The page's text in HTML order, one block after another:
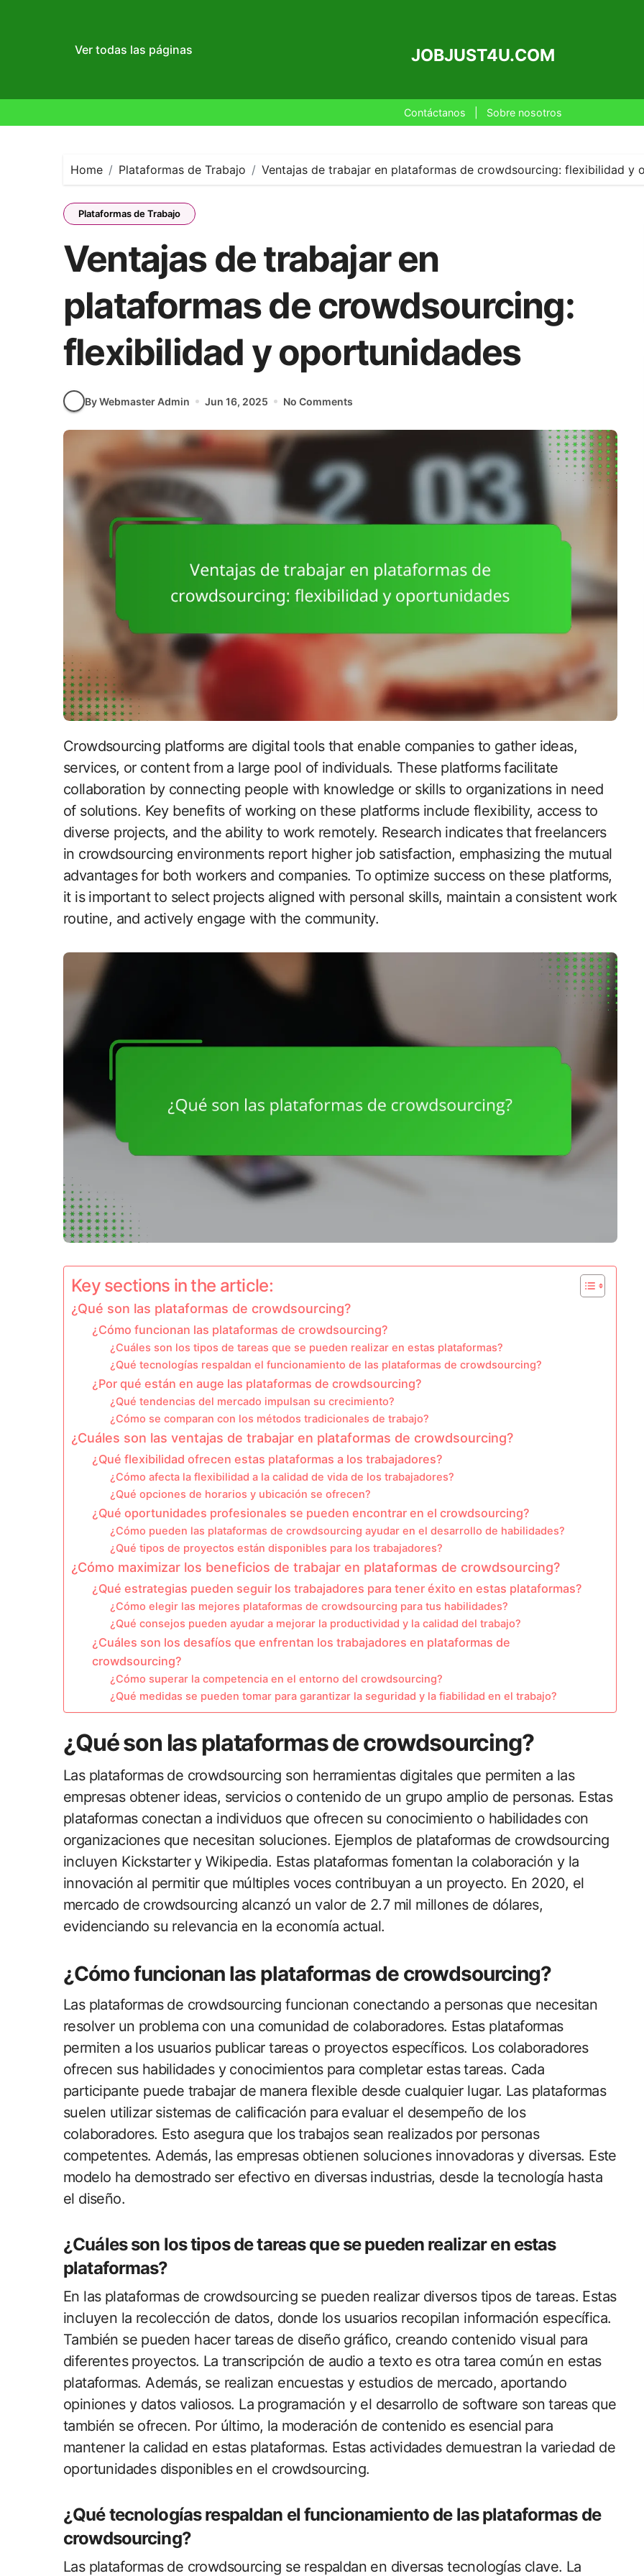
Ver todas las páginas JOBJUST4U.COM
Contáctanos Sobre nosotros
Home Plataformas de Trabajo Ventajas de trabajar en plataformas de crowdsourcing: flexibilidad y
Plataformas de Trabajo
Ventajas de trabajar en
plataformas de crowdsourcing:
flexibilidad y oportunidades
By Webmaster Admin Jun 16, 2025 No Comments
Crowdsourcing platforms are digital tools that enable companies to gather ideas,
services, or content from a large pool of individuals. These platforms facilitate
collaboration by connecting people with knowledge or skills to organizations in need
of solutions. Key benefits of working on these platforms include flexibility, access to
diverse projects, and the ability to work remotely. Research indicates that freelancers
in crowdsourcing environments report higher job satisfaction, emphasizing the mutual
advantages for both workers and companies. To optimize success on these platforms,
it is important to select projects aligned with personal skills, maintain a consistent work
routine, and actively engage with the community.
Key sections in the article:
¿Qué son las plataformas de crowdsourcing?
¿Cómo funcionan las plataformas de crowdsourcing?
¿Cuáles son los tipos de tareas que se pueden realizar en estas plataformas?
¿Qué tecnologías respaldan el funcionamiento de las plataformas de crowdsourcing?
¿Por qué están en auge las plataformas de crowdsourcing?
¿Qué tendencias del mercado impulsan su crecimiento?
¿Cómo se comparan con los métodos tradicionales de trabajo?
¿Cuáles son las ventajas de trabajar en plataformas de crowdsourcing?
¿Qué flexibilidad ofrecen estas plataformas a los trabajadores?
¿Cómo afecta la flexibilidad a la calidad de vida de los trabajadores?
¿Qué opciones de horarios y ubicación se ofrecen?
¿Qué oportunidades profesionales se pueden encontrar en el crowdsourcing?
¿Cómo pueden las plataformas de crowdsourcing ayudar en el desarrollo de habilidades?
¿Qué tipos de proyectos están disponibles para los trabajadores?
¿Cómo maximizar los beneficios de trabajar en plataformas de crowdsourcing?
¿Qué estrategias pueden seguir los trabajadores para tener éxito en estas plataformas?
¿Cómo elegir las mejores plataformas de crowdsourcing para tus habilidades?
¿Qué consejos pueden ayudar a mejorar la productividad y la calidad del trabajo?
¿Cuáles son los desafíos que enfrentan los trabajadores en plataformas de
crowdsourcing?
¿Cómo superar la competencia en el entorno del crowdsourcing?
¿Qué medidas se pueden tomar para garantizar la seguridad y la fiabilidad en el trabajo?
¿Qué son las plataformas de crowdsourcing?
Las plataformas de crowdsourcing son herramientas digitales que permiten a las
empresas obtener ideas, servicios o contenido de un grupo amplio de personas. Estas
plataformas conectan a individuos que ofrecen su conocimiento o habilidades con
organizaciones que necesitan soluciones. Ejemplos de plataformas de crowdsourcing
incluyen Kickstarter y Wikipedia. Estas plataformas fomentan la colaboración y la
innovación al permitir que múltiples voces contribuyan a un proyecto. En 2020, el
mercado de crowdsourcing alcanzó un valor de 2.7 mil millones de dólares,
evidenciando su relevancia en la economía actual.
¿Cómo funcionan las plataformas de crowdsourcing?
Las plataformas de crowdsourcing funcionan conectando a personas que necesitan
resolver un problema con una comunidad de colaboradores. Estas plataformas
permiten a los usuarios publicar tareas o proyectos específicos. Los colaboradores
ofrecen sus habilidades y conocimientos para completar estas tareas. Cada
participante puede trabajar de manera flexible desde cualquier lugar. Las plataformas
suelen utilizar sistemas de calificación para evaluar el desempeño de los
colaboradores. Esto asegura que los trabajos sean realizados por personas
competentes. Además, las empresas obtienen soluciones innovadoras y diversas. Este
modelo ha demostrado ser efectivo en diversas industrias, desde la tecnología hasta
el diseño.
¿Cuáles son los tipos de tareas que se pueden realizar en estas
plataformas?
En las plataformas de crowdsourcing se pueden realizar diversos tipos de tareas. Estas
incluyen la recolección de datos, donde los usuarios recopilan información específica.
También se pueden hacer tareas de diseño gráfico, creando contenido visual para
diferentes proyectos. La transcripción de audio a texto es otra tarea común en estas
plataformas. Además, se realizan encuestas y estudios de mercado, aportando
opiniones y datos valiosos. La programación y el desarrollo de software son tareas que
también se ofrecen. Por último, la moderación de contenido es esencial para
mantener la calidad en estas plataformas. Estas actividades demuestran la variedad de
oportunidades disponibles en el crowdsourcing.
¿Qué tecnologías respaldan el funcionamiento de las plataformas de
crowdsourcing?
Las plataformas de crowdsourcing se respaldan en diversas tecnologías clave. La